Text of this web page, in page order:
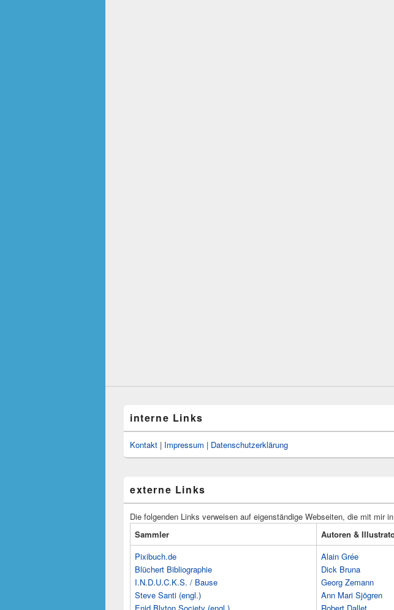
interne Links
Kontakt | Impressum | Datenschutzerklärung
externe Links
Die folgenden Links verweisen auf eigenständige Webseiten, die mit mir
Sammler
Autoren &
Pixibuch.de
Blüchert Bibliographie
I.N.D.U.C.K.S. / Bause
Steve Santi (engl.)
Alain Grée
Dick Bruna
Georg Zemann
Ann Mari Sjögren